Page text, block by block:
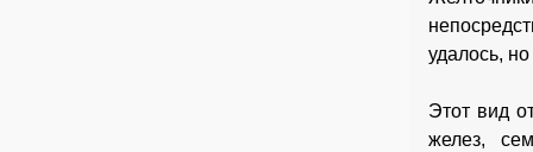
удалось,
Этот вид
желез,